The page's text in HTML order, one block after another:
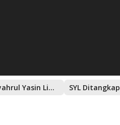
Syahrul Yasin Limpo
SYL Ditangkap